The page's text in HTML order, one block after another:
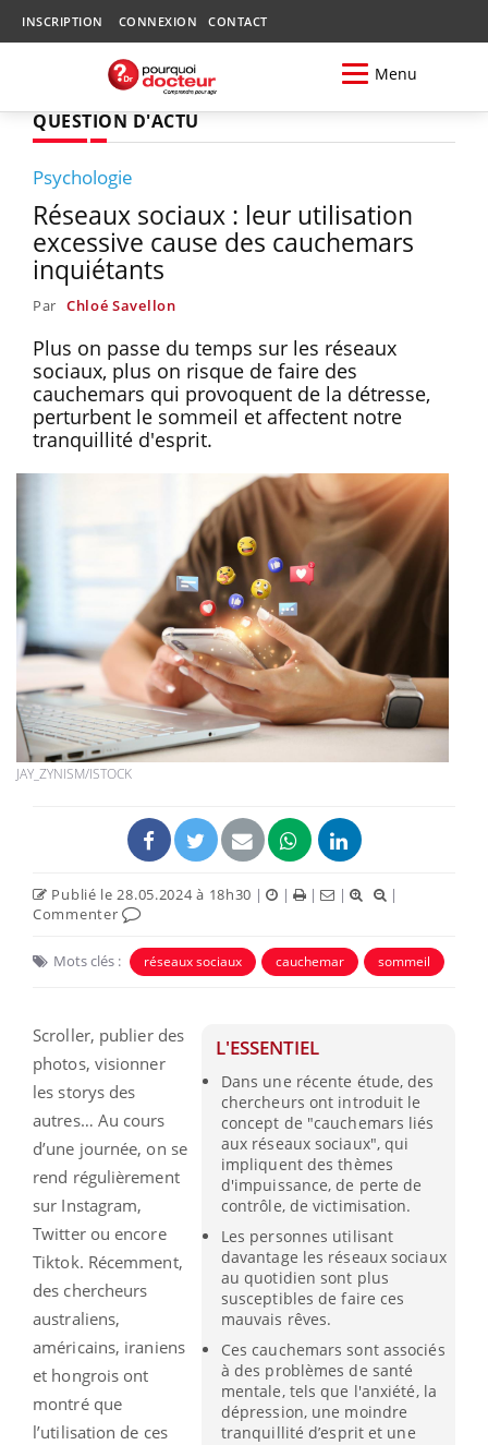
INSCRIPTION CONNEXION CONTACT
Menu
QUESTION D'ACTU
Psychologie
Réseaux sociaux : leur utilisation
excessive cause des cauchemars
inquiétants
Par Chloé Savellon
Plus on passe du temps sur les réseaux
sociaux, plus on risque de faire des
cauchemars qui provoquent de la détresse,
perturbent le sommeil et affectent notre
tranquillité d'esprit.
JAY_ZYNISM/ISTOCK
Publié le 28.05.2024 à 18h30 | | | |
|
Commenter
Mots clés : réseaux sociaux cauchemar sommeil
L'ESSENTIEL
Dans une récente étude, des
chercheurs ont introduit le
concept de "cauchemars liés
aux réseaux sociaux", qui
impliquent des thèmes
d'impuissance, de perte de
contrôle, de victimisation.
Les personnes utilisant
davantage les réseaux sociaux
au quotidien sont plus
susceptibles de faire ces
mauvais rêves.
Ces cauchemars sont associés
à des problèmes de santé
mentale, tels que l'anxiété, la
dépression, une moindre
tranquillité d’esprit et une
Scroller, publier des
photos, visionner
les storys des
autres… Au cours
d’une journée, on se
rend régulièrement
sur Instagram,
Twitter ou encore
Tiktok. Récemment,
des chercheurs
australiens,
américains, iraniens
et hongrois ont
montré que
l’utilisation de ces